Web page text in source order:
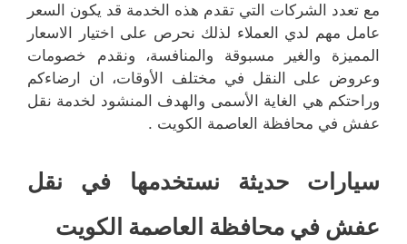
مع تعدد الشركات التي تقدم هذه الخدمة قد يكون السعر
عامل مهم لدي العملاء لذلك نحرص على اختيار الاسعار
المميزة والغير مسبوقة والمنافسة، ونقدم خصومات
وعروض على النقل في مختلف الأوقات، ان ارضاءكم
وراحتكم هي الغاية الأسمى والهدف المنشود لخدمة نقل
عفش في محافظة العاصمة الكويت .
سيارات حديثة نستخدمها في نقل
عفش في محافظة العاصمة الكويت